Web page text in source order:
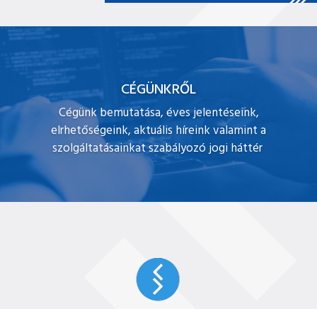
CÉGÜNKRŐL
Cégünk bemutatása, éves jelentéseink,
elrhetőségeink, aktuális híreink valamint a
szolgáltatásainkat szabályozó jogi háttér